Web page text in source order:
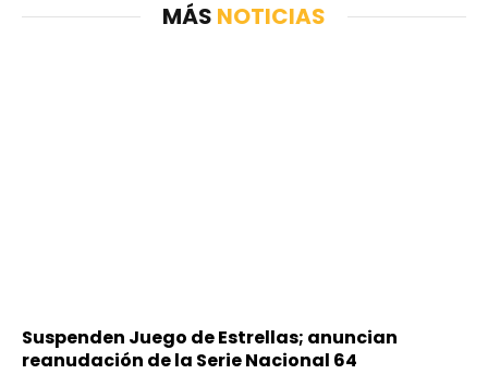
MÁS NOTICIAS
Suspenden Juego de Estrellas; anuncian
reanudación de la Serie Nacional 64